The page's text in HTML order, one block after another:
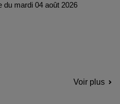
du mardi 04 août 2026
Voir plus